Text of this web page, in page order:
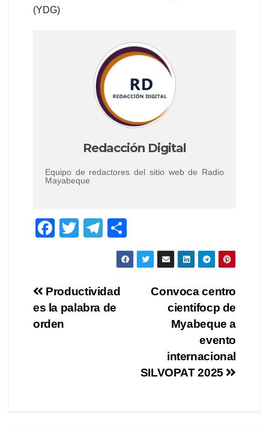
(YDG)
Redacción Digital
Equipo de redactores del sitio web de Radio
Mayabeque
F
e
b
o
T
er
T
el
gr
a
o
m
Navegación
de
Convoca centro
cientifocp de
Myabeque a
evento
internacional
SILVOPAT 2025
Productividad
es la palabra de
orden